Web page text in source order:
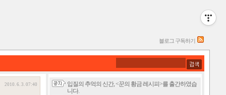
블로그 구독하기
2010. 6. 3. 07:40
입질의 추억의 신간, <꾼의 황금 레시피>를 출간하였습
니다.